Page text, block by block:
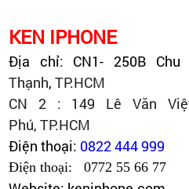
KEN IPHONE
Địa chỉ: CN1- 250B Chu
Thạnh, TP.HCM
CN 2 : 149 Lê Văn
Phú,TP.HCM
Điện thoại: 0822 444 999
Điện thoại: 0772 55 66 77